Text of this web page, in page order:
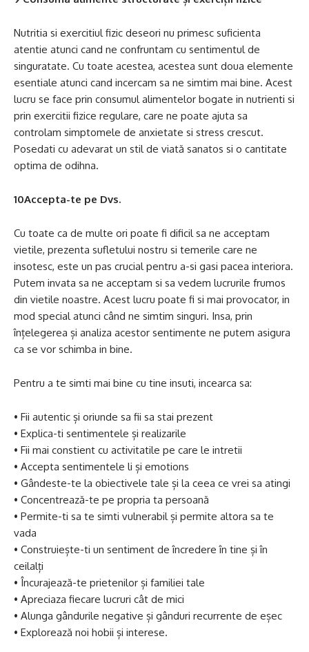
Nutritia si exercitiul fizic deseori nu primesc suficienta
atentie atunci cand ne confruntam cu sentimentul de
singuratate. Cu toate acestea, acestea sunt doua elemente
esentiale atunci cand incercam sa ne simtim mai bine. Acest
lucru se face prin consumul alimentelor bogate in nutrienti si
prin exercitii fizice regulare, care ne poate ajuta sa
controlam simptomele de anxietate si stress crescut.
Posedati cu adevarat un stil de viată sanatos si o cantitate
optima de odihna.
10Accepta-te pe Dvs.
Cu toate ca de multe ori poate fi dificil sa ne acceptam
vietile, prezenta sufletului nostru si temerile care ne
insotesc, este un pas crucial pentru a-si gasi pacea interiora.
Putem invata sa ne acceptam si sa vedem lucrurile frumos
din vietile noastre. Acest lucru poate fi si mai provocator, in
mod special atunci când ne simtim singuri. Insa, prin
înțelegerea și analiza acestor sentimente ne putem asigura
ca se vor schimba in bine.
Pentru a te simti mai bine cu tine insuti, incearca sa:
• Fii autentic și oriunde sa fii sa stai prezent
• Explica-ti sentimentele și realizarile
• Fii mai constient cu activitatile pe care le intretii
• Accepta sentimentele li și emotions
• Gândeste-te la obiectivele tale și la ceea ce vrei sa atingi
• Concentrează-te pe propria ta persoană
• Permite-ti sa te simti vulnerabil și permite altora sa te
vada
• Construiește-ti un sentiment de încredere în tine și în
ceilalți
• Încurajează-te prietenilor și familiei tale
• Apreciaza fiecare lucruri cât de mici
• Alunga gândurile negative și gânduri recurrente de eșec
• Explorează noi hobii și interese.